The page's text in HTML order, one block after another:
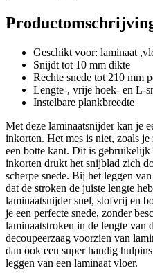
Geschikt voor: laminaat
Snijdt tot 10 mm dikte
Rechte snede tot 210 mm
Lengte-, vrije hoek- en L-
Instelbare plankbreedte
Met deze laminaatsnijder kan je
inkorten. Het mes is niet, zoals
een botte kant. Dit is
inkorten drukt het snijblad zich
scherpe snede. Bij het leggen
dat de stroken de juiste lengte
laminaatsnijder snel, stofvrij en
je een perfecte snede, zonder
laminaatstroken in de lengte van
decoupeerzaag voorzien van
dan ook een super handig
leggen van een laminaat vloer.